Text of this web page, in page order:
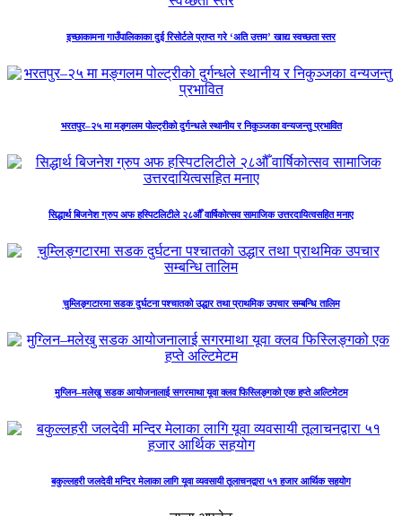
इच्छाकामना गाउँपालिकाका दुई रिसोर्टले प्राप्त गरे ‘अति उत्तम’ खाद्य स्वच्छता स्तर
भरतपुर–२५ मा मङ्गलम पोल्ट्रीको दुर्गन्धले स्थानीय र निकुञ्जका वन्यजन्तु प्रभावित
सिद्धार्थ बिजनेश ग्रुप अफ हस्पिटलिटीले २८औँ वार्षिकोत्सव सामाजिक उत्तरदायित्वसहित मनाए
चुम्लिङ्गटारमा सडक दुर्घटना पश्चातको उद्धार तथा प्राथमिक उपचार सम्बन्धि तालिम
मुग्लिन–मलेखु सडक आयोजनालाई सगरमाथा यूवा क्लव फिस्लिङ्गको एक हप्ते अल्टिमेटम
बकुल्लहरी जलदेवी मन्दिर मेलाका लागि यूवा व्यवसायी तूलाचनद्वारा ५१ हजार आर्थिक सहयोग